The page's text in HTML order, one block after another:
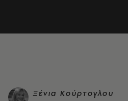
Ξένια Κούρτογλου